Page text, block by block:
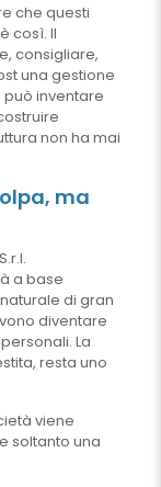
che questi
così. Il
consigliare,
una gestione
inventare
non ha mai
ma
a base
di gran
diventare
La
resta uno
viene
soltanto una